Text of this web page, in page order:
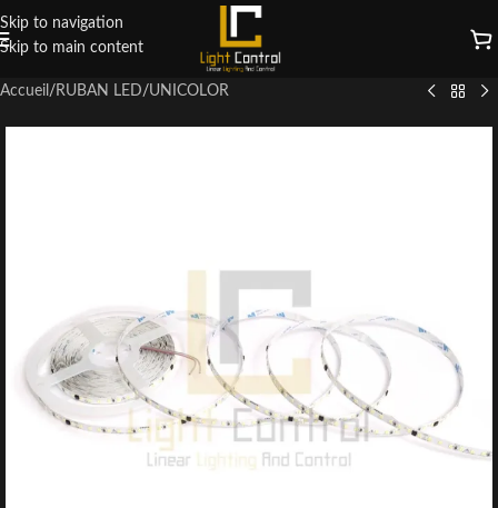
Skip to navigation
Skip to main content
Accueil / RUBAN LED/UNICOLOR